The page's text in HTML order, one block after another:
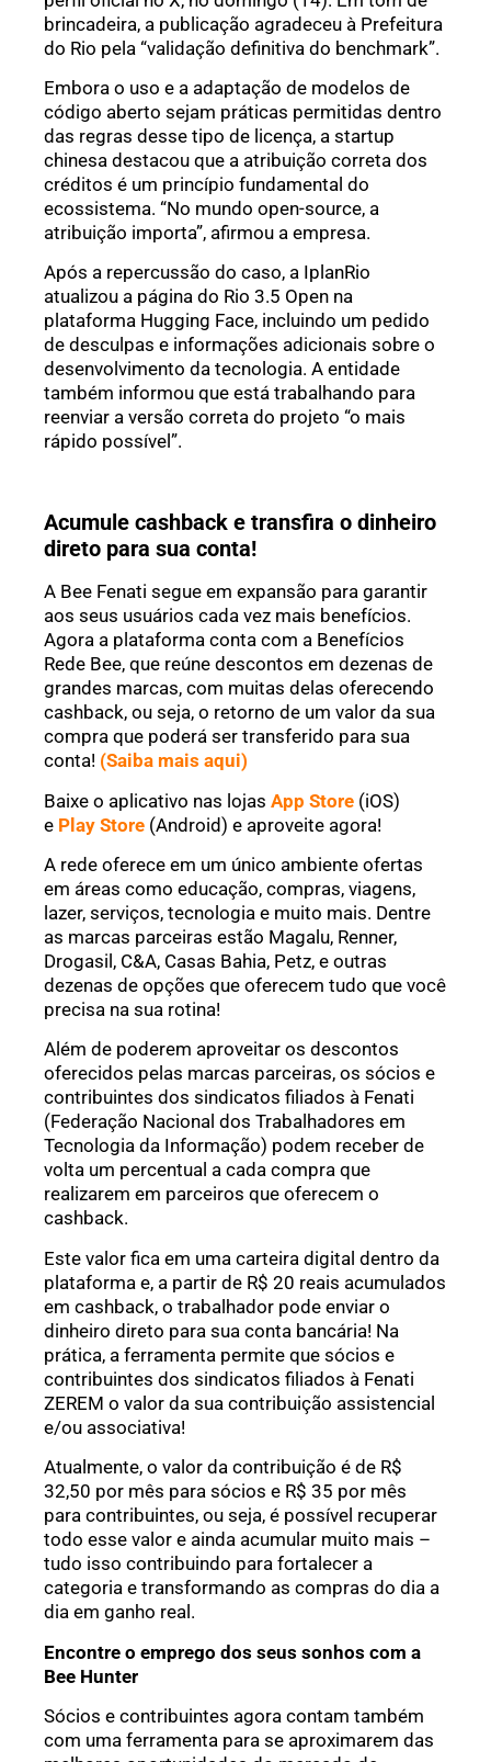
brincadeira, a publicação agradeceu à Prefeitura
do Rio pela “validação definitiva do benchmark”.
Embora o uso e a adaptação de modelos de
código aberto sejam práticas permitidas dentro
das regras desse tipo de licença, a startup
chinesa destacou que a atribuição correta dos
créditos é um princípio fundamental do
ecossistema. “No mundo open-source, a
atribuição importa”, afirmou a empresa.
Após a repercussão do caso, a IplanRio
atualizou a página do Rio 3.5 Open na
plataforma Hugging Face, incluindo um pedido
de desculpas e informações adicionais sobre o
desenvolvimento da tecnologia. A entidade
também informou que está trabalhando para
reenviar a versão correta do projeto “o mais
rápido possível”.
Acumule cashback e transfira o dinheiro
direto para sua conta!
A Bee Fenati segue em expansão para garantir
aos seus usuários cada vez mais benefícios.
Agora a plataforma conta com a Benefícios
Rede Bee, que reúne descontos em dezenas de
grandes marcas, com muitas delas oferecendo
cashback, ou seja, o retorno de um valor da sua
compra que poderá ser transferido para sua
conta! (Saiba mais aqui)
Baixe o aplicativo nas lojas App Store (iOS)
e Play Store (Android) e aproveite agora!
A rede oferece em um único ambiente ofertas
em áreas como educação, compras, viagens,
lazer, serviços, tecnologia e muito mais. Dentre
as marcas parceiras estão Magalu, Renner,
Drogasil, C&A, Casas Bahia, Petz, e outras
dezenas de opções que oferecem tudo que você
precisa na sua rotina!
Além de poderem aproveitar os descontos
oferecidos pelas marcas parceiras, os sócios e
contribuintes dos sindicatos filiados à Fenati
(Federação Nacional dos Trabalhadores em
Tecnologia da Informação) podem receber de
volta um percentual a cada compra que
realizarem em parceiros que oferecem o
cashback.
Este valor fica em uma carteira digital dentro da
plataforma e, a partir de R$ 20 reais acumulados
em cashback, o trabalhador pode enviar o
dinheiro direto para sua conta bancária! Na
prática, a ferramenta permite que sócios e
contribuintes dos sindicatos filiados à Fenati
ZEREM o valor da sua contribuição assistencial
e/ou associativa!
Atualmente, o valor da contribuição é de R$
32,50 por mês para sócios e R$ 35 por mês
para contribuintes, ou seja, é possível recuperar
todo esse valor e ainda acumular muito mais –
tudo isso contribuindo para fortalecer a
categoria e transformando as compras do dia a
dia em ganho real.
Encontre o emprego dos seus sonhos com a
Bee Hunter
Sócios e contribuintes agora contam também
com uma ferramenta para se aproximarem das